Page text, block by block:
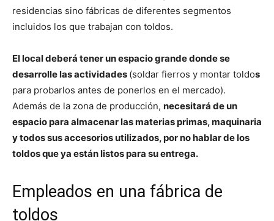
residencias sino fábricas de diferentes segmentos
incluidos los que trabajan con toldos.
El local deberá tener un espacio grande donde se
desarrolle las actividades (soldar fierros y montar toldos
para probarlos antes de ponerlos en el mercado).
Además de la zona de producción, necesitará de un
espacio para almacenar las materias primas, maquinaria
y todos sus accesorios utilizados, por no hablar de los
toldos que ya están listos para su entrega.
Empleados en una fábrica de
toldos